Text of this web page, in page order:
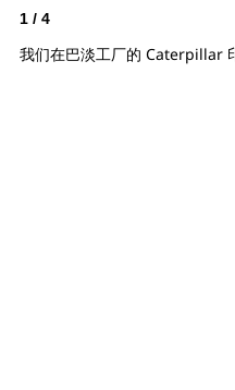
1 / 4
我们在巴淡工厂的 Caterpillar